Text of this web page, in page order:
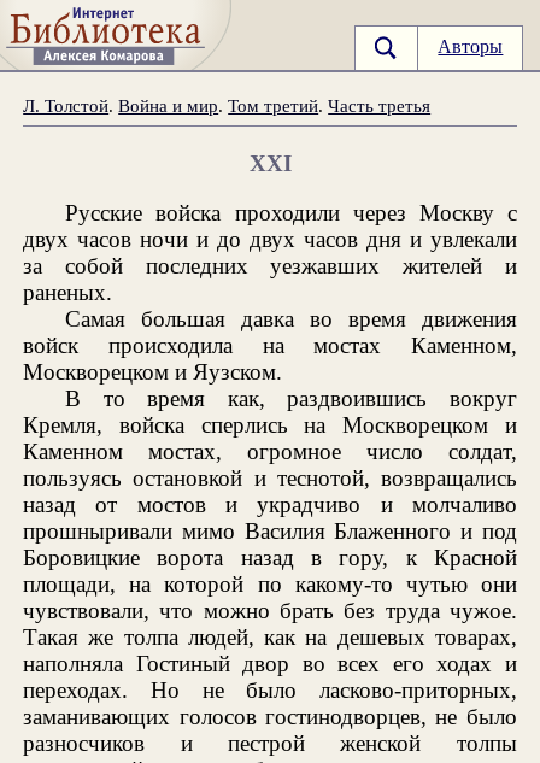
Авторы
Л. Толстой.Война и мир.Том третий.Часть третья
XXI
Русские войска проходили через Москву с
двух часов ночи и до двух часов дня и увлекали
за собой последних уезжавших жителей и
раненых.
Самая большая давка во время движения
войск происходила на мостах Каменном,
Москворецком и Яузском.
В то время как, раздвоившись вокруг
Кремля, войска сперлись на Москворецком и
Каменном мостах, огромное число солдат,
пользуясь остановкой и теснотой, возвращались
назад от мостов и украдчиво и молчаливо
прошныривали мимо Василия Блаженного и под
Боровицкие ворота назад в гору, к Красной
площади, на которой по какому-то чутью они
чувствовали, что можно брать без труда чужое.
Такая же толпа людей, как на дешевых товарах,
наполняла Гостиный двор во всех его ходах и
переходах. Но не было ласково-приторных,
заманивающих голосов гостинодворцев, не было
разносчиков и пестрой женской толпы